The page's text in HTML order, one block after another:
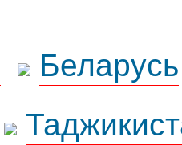
Беларусь